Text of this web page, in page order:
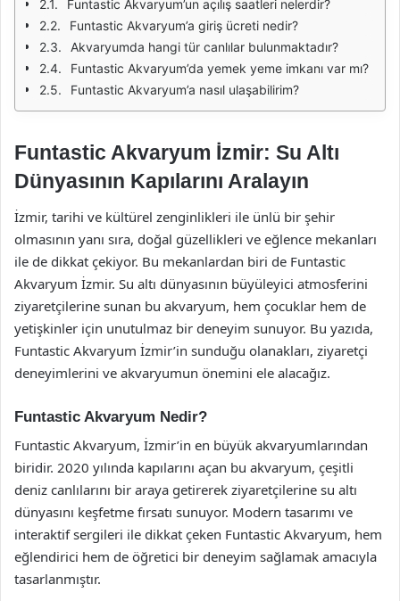
Funtastic Akvaryum’un açılış saatleri nelerdir?
Funtastic Akvaryum’a giriş ücreti nedir?
Akvaryumda hangi tür canlılar bulunmaktadır?
Funtastic Akvaryum’da yemek yeme imkanı var mı?
Funtastic Akvaryum’a nasıl ulaşabilirim?
Funtastic Akvaryum İzmir: Su Altı
Dünyasının Kapılarını Aralayın
İzmir, tarihi ve kültürel zenginlikleri ile ünlü bir şehir
olmasının yanı sıra, doğal güzellikleri ve eğlence mekanları
ile de dikkat çekiyor. Bu mekanlardan biri de Funtastic
Akvaryum İzmir. Su altı dünyasının büyüleyici atmosferini
ziyaretçilerine sunan bu akvaryum, hem çocuklar hem de
yetişkinler için unutulmaz bir deneyim sunuyor. Bu yazıda,
Funtastic Akvaryum İzmir’in sunduğu olanakları, ziyaretçi
deneyimlerini ve akvaryumun önemini ele alacağız.
Funtastic Akvaryum Nedir?
Funtastic Akvaryum, İzmir’in en büyük akvaryumlarından
biridir. 2020 yılında kapılarını açan bu akvaryum, çeşitli
deniz canlılarını bir araya getirerek ziyaretçilerine su altı
dünyasını keşfetme fırsatı sunuyor. Modern tasarımı ve
interaktif sergileri ile dikkat çeken Funtastic Akvaryum, hem
eğlendirici hem de öğretici bir deneyim sağlamak amacıyla
tasarlanmıştır.